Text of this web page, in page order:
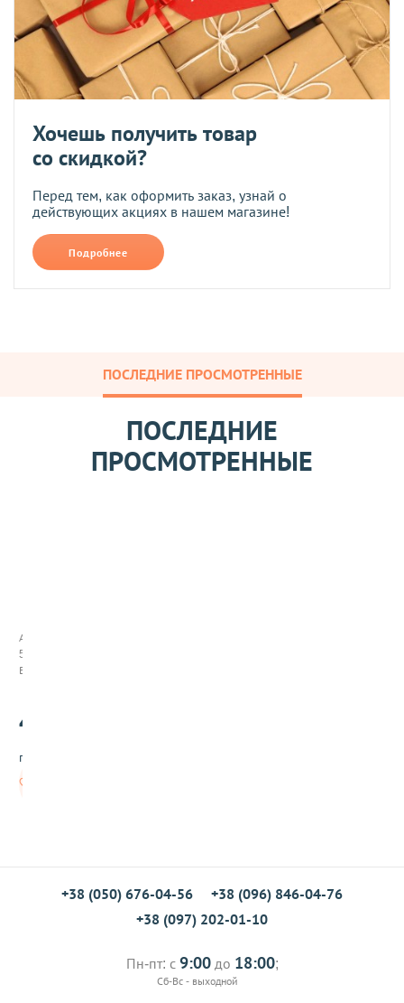
Хочешь получить товар
со скидкой?
Перед тем, как оформить заказ, узнай о
действующих акциях в нашем магазине!
Подробнее
ПОСЛЕДНИЕ ПРОСМОТРЕННЫЕ
ПОСЛЕДНИЕ
ПРОСМОТРЕННЫЕ
а
д
к
я
а
п
Арт:
538044
В наличии
45
грн/шт
+38 (050) 676-04-56
+38 (096) 846-04-76
+38 (097) 202-01-10
Пн-пт: с 9:00до 18:00;
Сб-Вс - выходной